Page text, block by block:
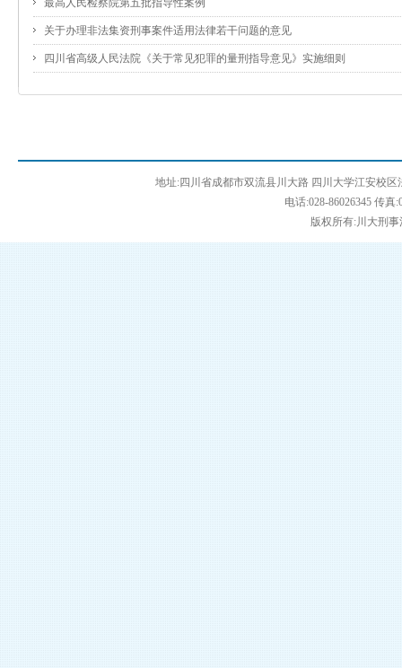
最高人民检察院第五批指导性案例
关于办理非法集资刑事案件适用法律若干问题的意见
四川省高级人民法院《关于常见犯罪的量刑指导意见》实施细则
地址:四川省成都市双流县川大路 四川大学江安校区
电话:028-86026345 传真
版权所有:川大刑